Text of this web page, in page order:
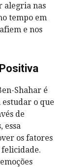
alegria nas
tempo em
e nos
Shahar é
estudar o que
de
essa
os fatores